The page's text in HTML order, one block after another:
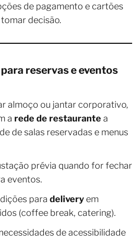
de pagamento e cartões
decisão.
reservas e eventos
almoço ou jantar corporativo,
a rede de restaurante a
de salas reservadas e menus
prévia quando for fechar
eventos.
para delivery em
(coffee break, catering).
de acessibilidade